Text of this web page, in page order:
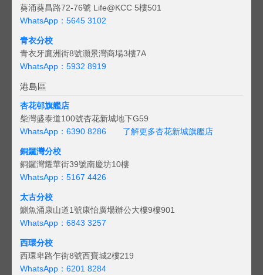
葵涌葵昌路72-76號 Life@KCC 5樓501
WhatsApp：5645 3102
青衣分校
青衣牙鷹洲街8號灝景灣商場3樓7A
WhatsApp：5932 8919
港島區
杏花邨旗艦店
柴灣盛泰道100號杏花新城地下G59
WhatsApp：6390 8286
了解更多杏花新城旗艦店
銅鑼灣分校
銅鑼灣耀華街39號南慶坊10樓
WhatsApp：5167 4426
太古分校
鰂魚涌康山道1號康怡廣場辦公大樓9樓901
WhatsApp：6843 3257
西環分校
西環卑路乍街8號西寶城2樓219
WhatsApp：6201 8284